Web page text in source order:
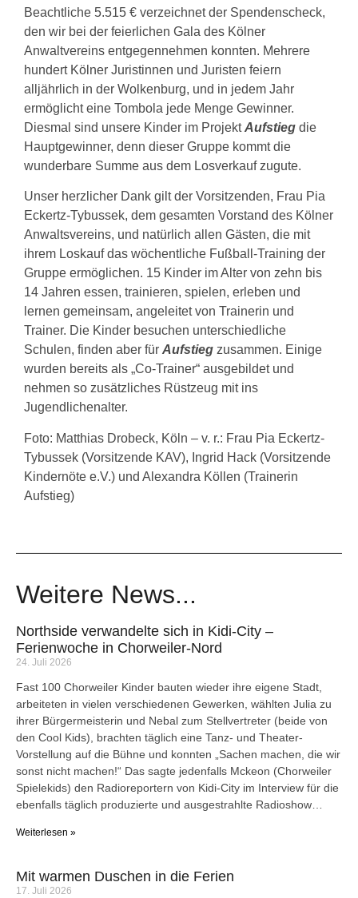
Beachtliche 5.515 € verzeichnet der Spendenscheck,
den wir bei der feierlichen Gala des Kölner
Anwaltvereins entgegennehmen konnten. Mehrere
hundert Kölner Juristinnen und Juristen feiern
alljährlich in der Wolkenburg, und in jedem Jahr
ermöglicht eine Tombola jede Menge Gewinner.
Diesmal sind unsere Kinder im ProjektAufstieg die
Hauptgewinner, denn dieser Gruppe kommt die
wunderbare Summe aus dem Losverkauf zugute.
Unser herzlicher Dank gilt der Vorsitzenden, Frau Pia
Eckertz-Tybussek, dem gesamten Vorstand des Kölner
Anwaltsvereins, und natürlich allen Gästen, die mit
ihrem Loskauf das wöchentliche Fußball-Training der
Gruppe ermöglichen. 15 Kinder im Alter von zehn bis
14 Jahren essen, trainieren, spielen, erleben und
lernen gemeinsam, angeleitet von Trainerin und
Trainer. Die Kinder besuchen unterschiedliche
Schulen, finden aber für Aufstieg zusammen. Einige
wurden bereits als „Co-Trainer“ ausgebildet und
nehmen so zusätzliches Rüstzeug mit ins
Jugendlichenalter.
Foto: Matthias Drobeck, Köln – v. r.: Frau Pia Eckertz-
Tybussek (Vorsitzende KAV), Ingrid Hack (Vorsitzende
Kindernöte e.V.) und Alexandra Köllen (Trainerin
Aufstieg)
Weitere News...
Northside verwandelte sich in Kidi-City –
Ferienwoche in Chorweiler-Nord
24. Juli 2026
Fast 100 Chorweiler Kinder bauten wieder ihre eigene Stadt,
arbeiteten in vielen verschiedenen Gewerken, wählten Julia zu
ihrer Bürgermeisterin und Nebal zum Stellvertreter (beide von
den Cool Kids), brachten täglich eine Tanz- und Theater-
Vorstellung auf die Bühne und konnten „Sachen machen, die wir
sonst nicht machen!“ Das sagte jedenfalls Mckeon (Chorweiler
Spielekids) den Radioreportern von Kidi-City im Interview für die
ebenfalls täglich produzierte und ausgestrahlte Radioshow…
Weiterlesen »
Mit warmen Duschen in die Ferien
17. Juli 2026